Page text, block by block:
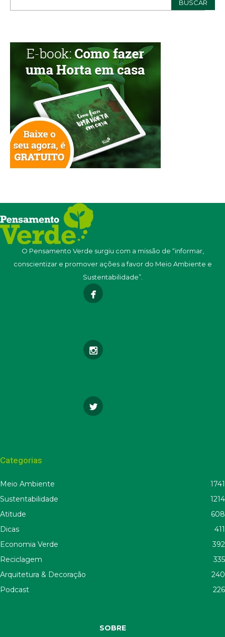
O Pensamento Verde surgiu com a missão de “informar,
conscientizar e promover ações a favor do Meio Ambiente e
Sustentabilidade”.
Categorias
Meio Ambiente
1741
Sustentabilidade
1214
Atitude
608
Dicas
411
Economia Verde
392
Reciclagem
335
Arquitetura & Decoração
240
Podcast
226
SOBRE